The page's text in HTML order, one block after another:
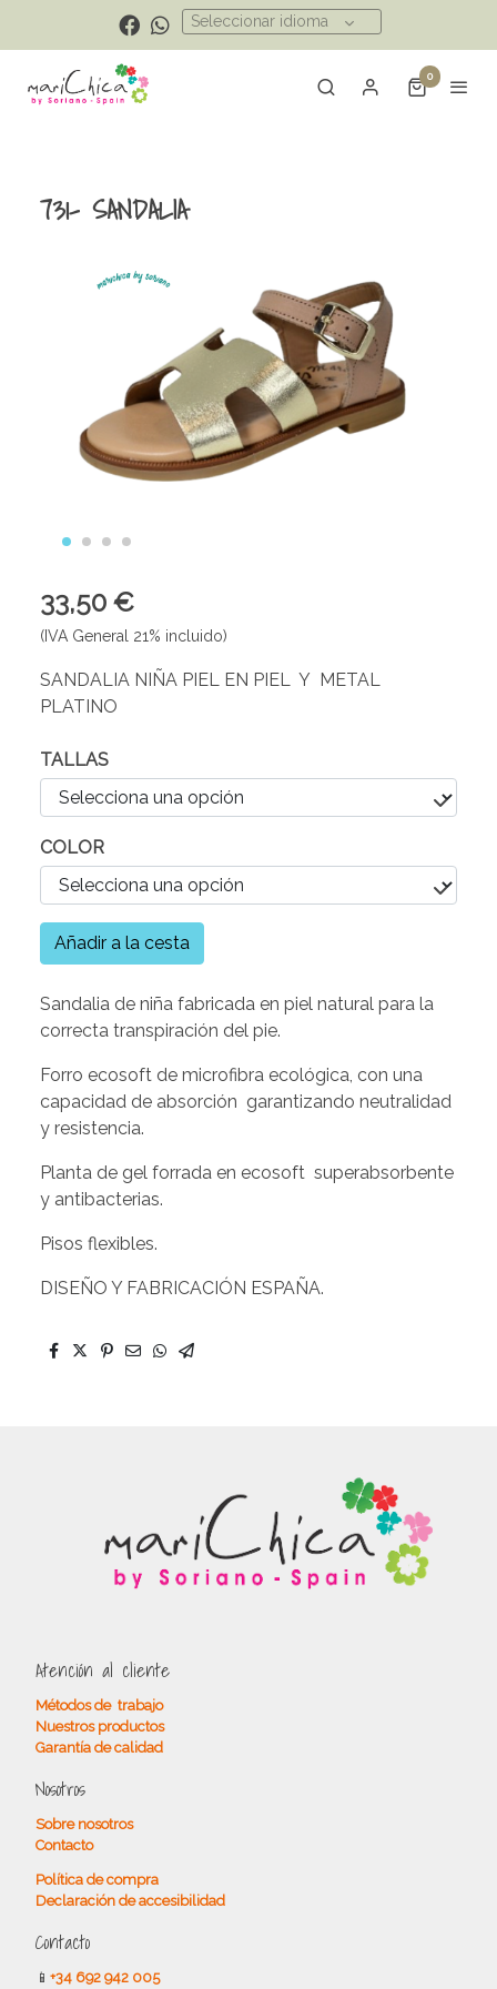
Seleccionar idioma
0
731- SANDALIA
33,50 €
(IVA General 21% incluido)
SANDALIA NIÑA PIEL EN PIEL Y METAL
PLATINO
TALLAS
COLOR
Añadir a la cesta
Sandalia de niña fabricada en piel natural para la
correcta transpiración del pie.
Forro ecosoft de microfibra ecológica, con una
capacidad de absorción garantizando neutralidad
y resistencia.
Planta de gel forrada en ecosoft superabsorbente
y antibacterias.
Pisos flexibles.
DISEÑO Y FABRICACIÓN ESPAÑA.
Atención al cliente
Métodos de trabajo
Nuestros productos
Garantía de calidad
Nosotros
Sobre nosotros
Contacto
Política de compra
Declaración de accesibilidad
Contacto
📱 +34 692 942 005